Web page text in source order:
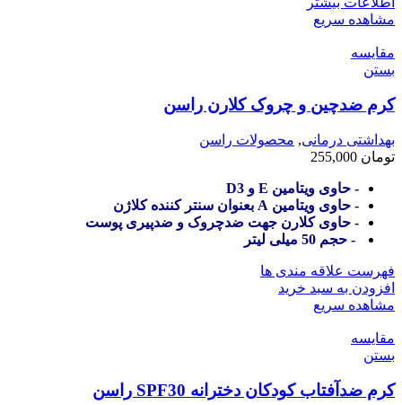
مشاهده سریع
مقایسه
بستن
کرم ضدچین و چروک کلارن راسن
بهداشتی درمانی, محصولات راسن
تومان
- حاوی ویتامین E و D3
- حاوی ویتامین A بعنوان سنتر کننده کلاژن
- حاوی کلارن جهت ضدچروک و ضدپیری پوست
- حجم 50 میلی لیتر
فهرست علاقه مندی ها
افزودن به سبد خرید
مشاهده سریع
مقایسه
بستن
کرم ضدآفتاب کودکان دخترانه SPF30 راسن